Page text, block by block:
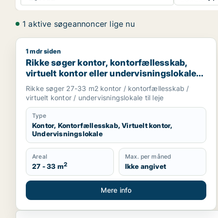
1 aktive søgeannoncer lige nu
Rikke søger kontor, kontorfællesskab, virtuelt
1 mdr siden
Rikke søger kontor, kontorfællesskab,
virtuelt kontor eller undervisningslokale
til leje i Middelfart, Egtved eller Viuf m.fl.
Rikke søger 27-33 m2 kontor / kontorfællesskab /
virtuelt kontor / undervisningslokale til leje
Type
Kontor, Kontorfællesskab, Virtuelt kontor,
Undervisningslokale
Areal
27 - 33 m2
Max. per måned
Ikke angivet
Mere info